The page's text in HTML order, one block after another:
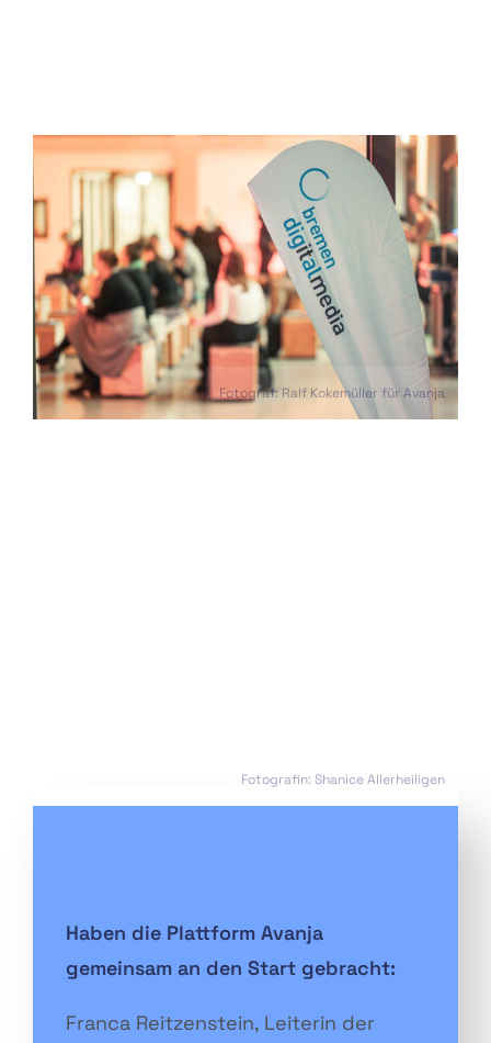
Fotograf: Ralf Kokemüller für Avanja
Fotografin: Shanice Allerheiligen
Haben die Plattform Avanja
gemeinsam an den Start gebracht:
Franca Reitzenstein, Leiterin der